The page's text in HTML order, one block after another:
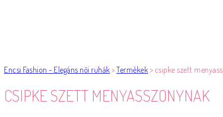
Encsi Fashion - Elegáns női ruhák > Termékek > csipke szett
CSIPKE SZETT MENYASSZONYNAK